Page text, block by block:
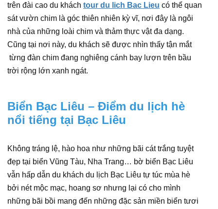
trên đài cao du khách tour du lich Bac Lieu có thể quan
sát vườn chim là góc thiên nhiên kỳ vĩ, nơi đây là ngôi
nhà của những loài chim và thảm thực vật đa dạng.
Cũng tại nơi này, du khách sẽ được nhìn thấy tận mắt
từng đàn chim đang nghiêng cánh bay lượn trên bầu
trời rộng lớn xanh ngát.
Biển Bạc Liêu – Điểm du lịch hè
nổi tiếng tại Bạc Liêu
Không tráng lệ, hào hoa như những bãi cát trắng tuyệt
đẹp tại biển Vũng Tàu, Nha Trang… bờ biển Bạc Liêu
vẫn hấp dẫn du khách du lịch Bạc Liêu tự túc mùa hè
bởi nét mộc mạc, hoang sơ nhưng lại có cho mình
những bãi bồi mang đến những đặc sản miền biển tươi